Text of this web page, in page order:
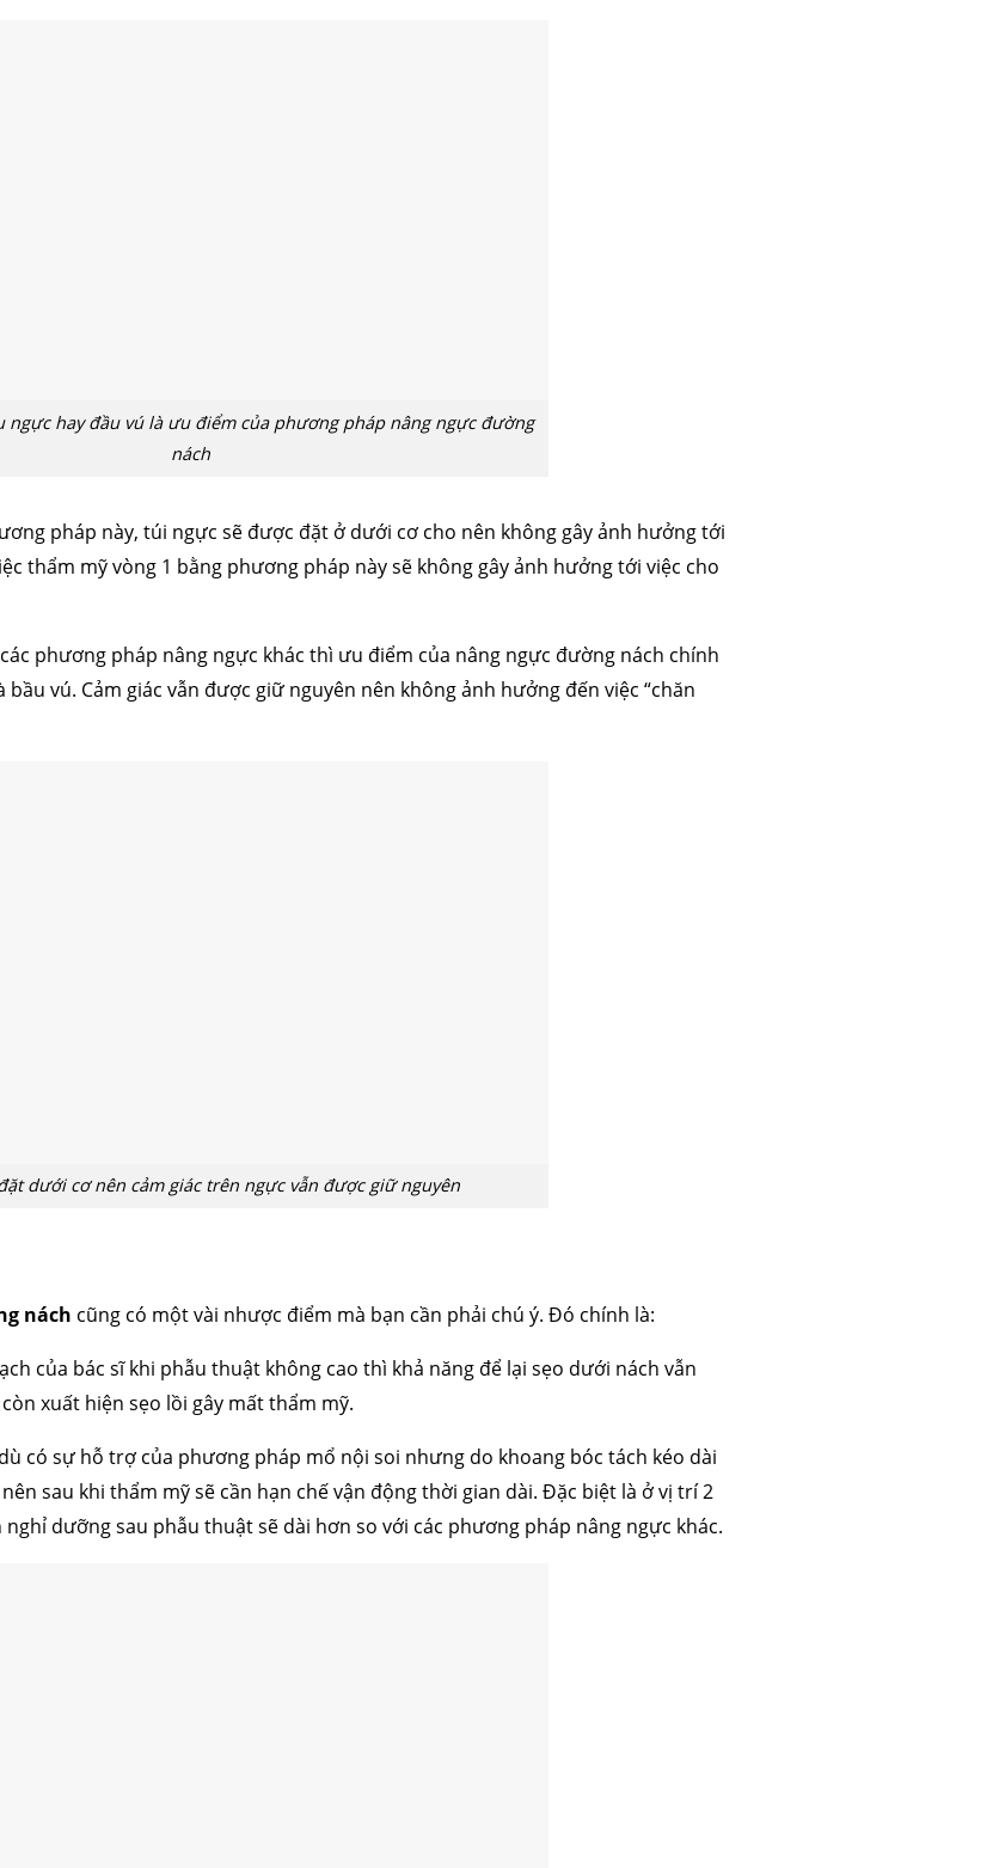
ngực hay đầu vú là ưu điểm của phương pháp nâng ngực đường
nách
pháp này, túi ngực sẽ được đặt ở dưới cơ cho nên không gây ảnh hưởng tới
thẩm mỹ vòng 1 bằng phương pháp này sẽ không gây ảnh hưởng tới việc cho
các phương pháp nâng ngực khác thì ưu điểm của nâng ngực đường nách chính
vú. Cảm giác vẫn được giữ nguyên nên không ảnh hưởng đến việc “chăn
dưới cơ nên cảm giác trên ngực vẫn được giữ nguyên
nách cũng có một vài nhược điểm mà bạn cần phải chú ý. Đó chính là:
của bác sĩ khi phẫu thuật không cao thì khả năng để lại sẹo dưới nách vẫn
xuất hiện sẹo lồi gây mất thẩm mỹ.
có sự hỗ trợ của phương pháp mổ nội soi nhưng do khoang bóc tách kéo dài
sau khi thẩm mỹ sẽ cần hạn chế vận động thời gian dài. Đặc biệt là ở vị trí 2
dưỡng sau phẫu thuật sẽ dài hơn so với các phương pháp nâng ngực khác.